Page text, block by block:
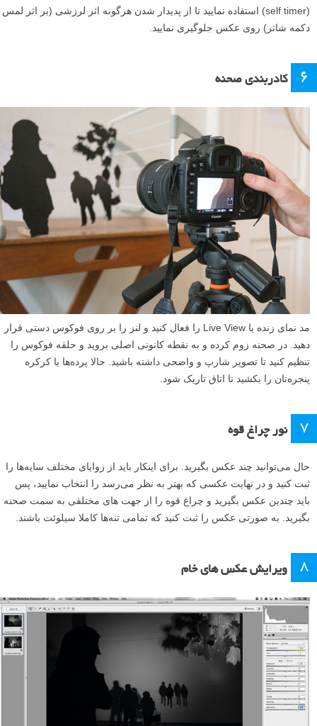
(self timer) استفاده نمایید تا از پدیدار شدن هرگونه اثر لرزشی (بر اثر لمس
دکمه شاتر) روی عکس جلوگیری نمایید.
۶ کادربندی صحنه
مد نمای زنده یا Live View را فعال کنید و لنز را بر روی فوکوس دستی قرار
دهید. در صحنه زوم کرده و به نقطه کانونی اصلی بروید و حلقه فوکوس را
تنظیم کنید تا تصویر شارپ و واضحی داشته باشید. حالا پرده‌ها یا کرکره
پنجره‌تان را بکشید تا اتاق تاریک شود.
۷ نور چراغ قوه
حال می‌توانید چند عکس بگیرید. برای اینکار باید از زوایای مختلف سایه‌ها را
ثبت کنید و در نهایت عکسی که بهتر به نظر می‌رسد را انتخاب نمایید، پس
باید چندین عکس بگیرید و چراغ قوه را از جهت های مختلفی به سمت صحنه
بگیرید. به صورتی عکس را ثبت کنید که تمامی تنه‌ها کاملا سیلوئت باشند.
۸ ویرایش عکس های خام